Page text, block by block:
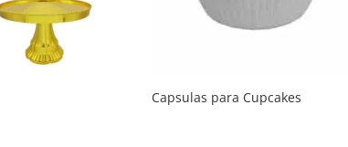
Capsulas para Cupcakes